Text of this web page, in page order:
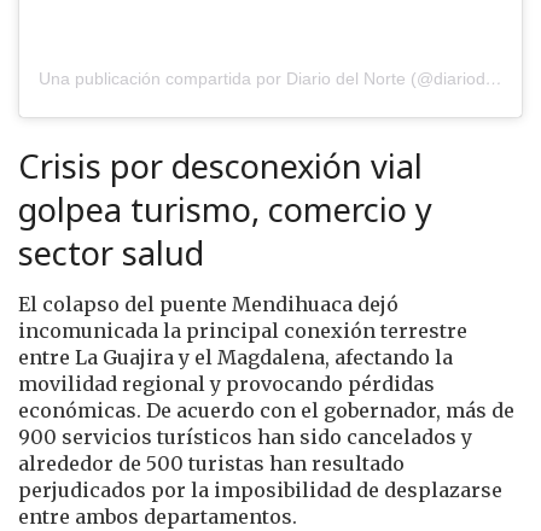
Una publicación compartida por Diario del Norte (@diariodelnorte)
Crisis por desconexión vial
golpea turismo, comercio y
sector salud
El colapso del puente Mendihuaca dejó
incomunicada la principal conexión terrestre
entre La Guajira y el Magdalena, afectando la
movilidad regional y provocando pérdidas
económicas. De acuerdo con el gobernador, más de
900 servicios turísticos han sido cancelados y
alrededor de 500 turistas han resultado
perjudicados por la imposibilidad de desplazarse
entre ambos departamentos.